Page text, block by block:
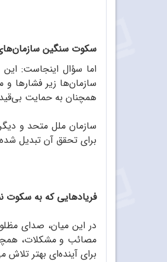
سکوت سنگین
اما سؤال اینجاست:
سازمان‌ها زیر فشارها
همچنان به حمایت
سازمان ملل متحد و
برای تحقق آن تبدیل
فریادهایی که به سکوت
در این میان، صدای
مصائب و مشکلات،
برای آینده‌ای بهتر تلاش